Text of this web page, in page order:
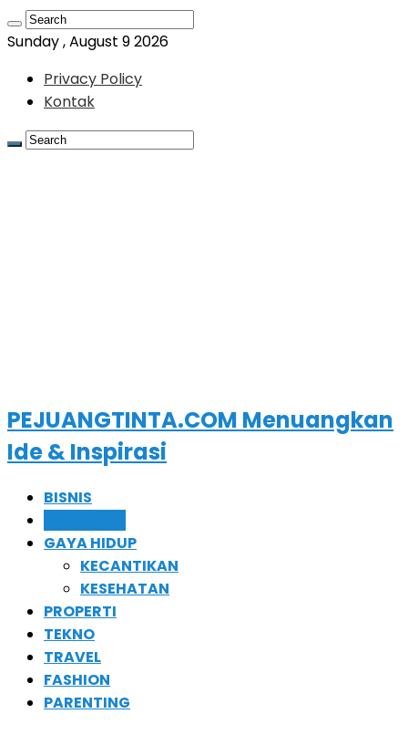
Sunday , August 9 2026
Privacy Policy
Kontak
PEJUANGTINTA.COM Menuangkan
Ide & Inspirasi
BISNIS
GAYA HIDUP
KECANTIKAN
KESEHATAN
PROPERTI
TEKNO
TRAVEL
FASHION
PARENTING